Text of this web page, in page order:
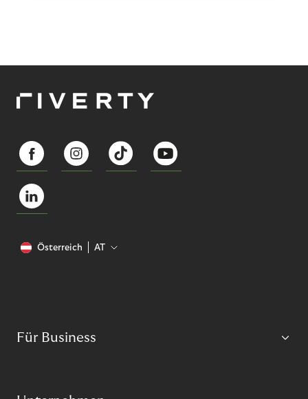
Österreich AT
Für Business